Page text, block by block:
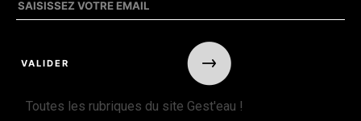
Toutes les rubriques du site Gest'eau !